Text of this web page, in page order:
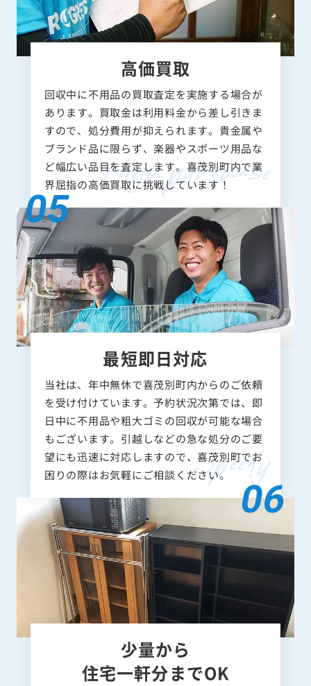
高価買取
回収中に不用品の買取査定を実施する場合が
あります。買取金は利用料金から差し引きま
すので、処分費用が抑えられます。貴金属や
ブランド品に限らず、楽器やスポーツ用品な
ど幅広い品目を査定します。喜茂別町内で業
界屈指の高価買取に挑戦しています！
最短即日対応
当社は、年中無休で喜茂別町内からのご依頼
を受け付けています。予約状況次第では、即
日中に不用品や粗大ゴミの回収が可能な場合
もございます。引越しなどの急な処分のご要
望にも迅速に対応しますので、喜茂別町でお
困りの際はお気軽にご相談ください。
少量から
住宅一軒分までOK